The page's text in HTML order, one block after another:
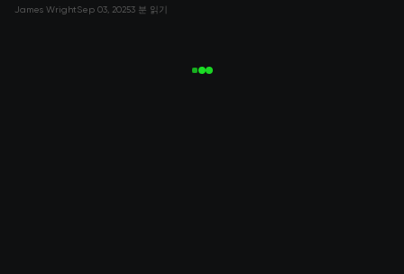
James WrightSep 03, 20253 분 읽기